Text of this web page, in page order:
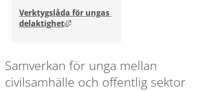
Verktygslåda för ungas
delaktighet Länk till annan webbplats, öppnas i
Samverkan för unga mellan
civilsamhälle och offentlig sektor